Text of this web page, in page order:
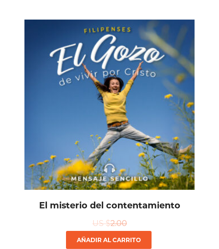
El misterio del contentamiento
US $2.00
AÑADIR AL CARRITO